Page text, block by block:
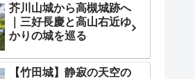
芥川山城から高槻城跡へ
｜三好長慶と高山右近ゆ
かりの城を巡る
【竹田城】静寂の天空の